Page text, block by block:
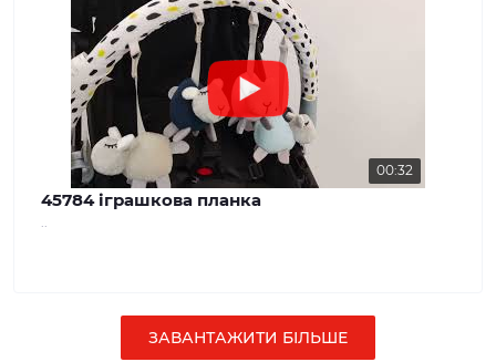
00:32
45784 іграшкова планка
ЗАВАНТАЖИТИ БІЛЬШЕ